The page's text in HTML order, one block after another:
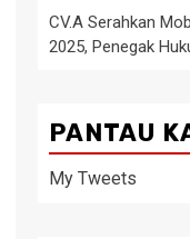
CV.A Serahkan
2025, Penegak
PANTAU
My Tweets